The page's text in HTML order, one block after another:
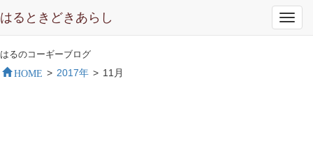
はるときどきあらし
はるのコーギーブログ
HOME > 2017年 > 11月